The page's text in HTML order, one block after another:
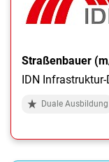
Straßenbauer
IDN
Duale Ausbildung